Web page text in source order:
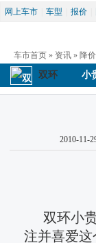
网上车市 车型 报价
车市首页 » 资讯 » 降价
双环 小
2010-11-
双环小
注并喜爱